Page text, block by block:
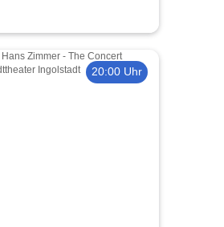
20:00 Uhr